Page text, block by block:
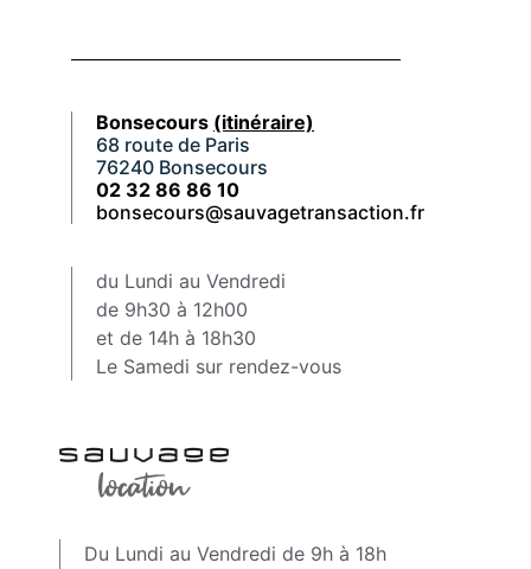
Bonsecours (itinéraire)
68 route de Paris
76240 Bonsecours
02 32 86 86 10
bonsecours@sauvagetransaction.fr
du Lundi au Vendredi
de 9h30 à 12h00
et de 14h à 18h30
Le Samedi sur rendez-vous
Du Lundi au Vendredi de 9h à 18h